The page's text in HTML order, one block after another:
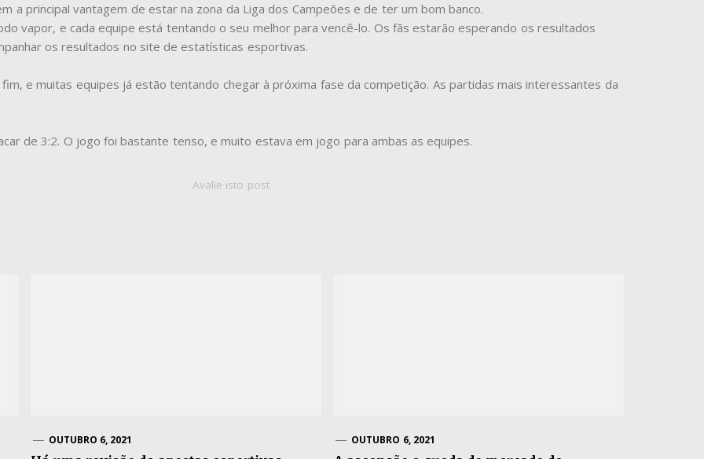
a principal vantagem de estar na zona da Liga dos Campeões e de ter um bom banco.
vapor, e cada equipe está tentando o seu melhor para vencê-lo. Os fãs estarão esperando os resultados
os resultados no site de estatísticas esportivas.
e muitas equipes já estão tentando chegar à próxima fase da competição. As partidas mais interessantes da
de 3:2. O jogo foi bastante tenso, e muito estava em jogo para ambas as equipes.
Avalie isto post
OUTUBRO 6, 2021 OUTUBRO 6, 2021